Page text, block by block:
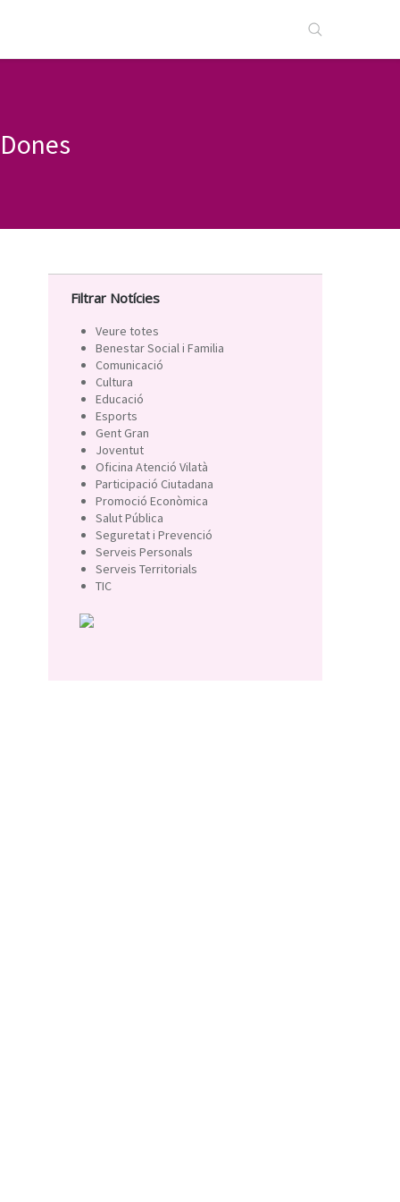
Filtrar Notícies
Veure totes
Benestar Social i Familia
Comunicació
Cultura
Educació
Esports
Gent Gran
Joventut
Oficina Atenció Vilatà
Participació Ciutadana
Promoció Econòmica
Salut Pública
Seguretat i Prevenció
Serveis Personals
Serveis Territorials
TIC